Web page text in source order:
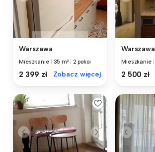
Warszawa
Mieszkanie 35 m² 2 pokoi
2 399 zł Zobacz więcej
Warszawa
Mieszkanie
2 500 zł